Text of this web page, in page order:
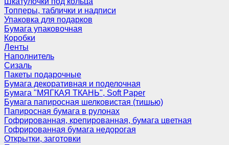
Топперы, таблички и надписи
Упаковка для подарков
Бумага упаковочная
Коробки
Ленты
Наполнитель
Сизаль
Пакеты подарочные
Бумага декоративная и поделочная
Бумага "МЯГКАЯ ТКАНЬ", Soft Paper
Бумага папиросная шелковистая (тишью)
Папиросная бумага в рулонах
Гофрированная, крепированная, бумага цветная
Гофрированная бумага недорогая
Открытки, заготовки